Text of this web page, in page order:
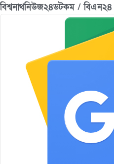
বিশ্বনাথনিউজ২৪ডটকম / বিএন২৪